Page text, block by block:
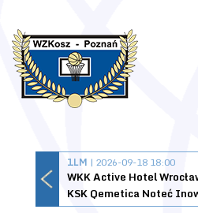
1LM | 2026-09-18 18:00
WKK Active Hotel